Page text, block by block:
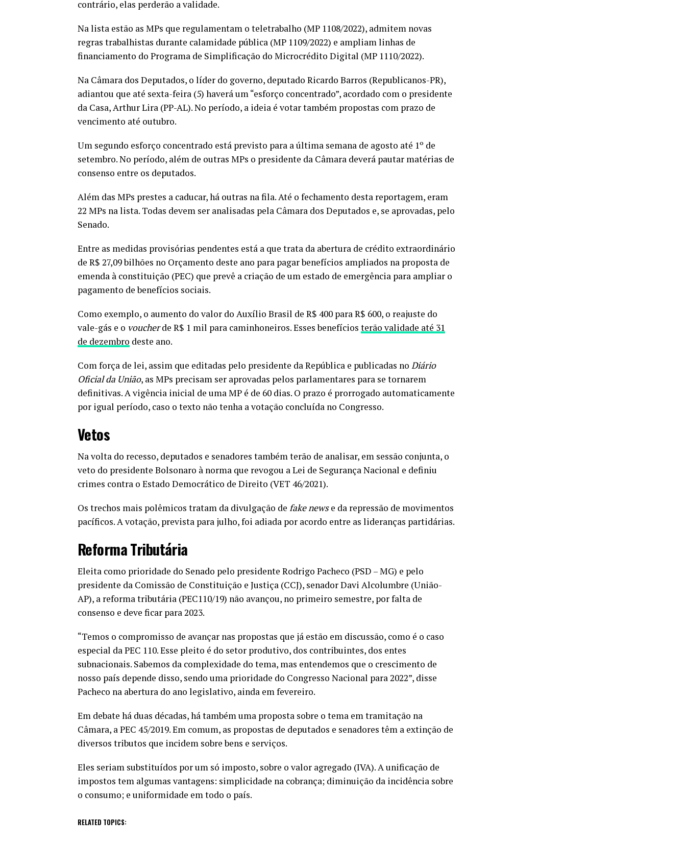
contrário, elas perderão a validade.
Na lista estão as MPs que regulamentam o teletrabalho (MP 1108/2022), admitem novas
regras trabalhistas durante calamidade pública (MP 1109/2022) e ampliam linhas de
financiamento do Programa de Simplificação do Microcrédito Digital (MP 1110/2022).
Na Câmara dos Deputados, o líder do governo, deputado Ricardo Barros (Republicanos-PR),
adiantou que até sexta-feira (5) haverá um “esforço concentrado”, acordado com o presidente
da Casa, Arthur Lira (PP-AL). No período, a ideia é votar também propostas com prazo de
vencimento até outubro.
Um segundo esforço concentrado está previsto para a última semana de agosto até 1º de
setembro. No período, além de outras MPs o presidente da Câmara deverá pautar matérias de
consenso entre os deputados.
Além das MPs prestes a caducar, há outras na fila. Até o fechamento desta reportagem, eram
22 MPs na lista. Todas devem ser analisadas pela Câmara dos Deputados e, se aprovadas, pelo
Senado.
Entre as medidas provisórias pendentes está a que trata da abertura de crédito extraordinário
de R$ 27,09 bilhões no Orçamento deste ano para pagar benefícios ampliados na proposta de
emenda à constituição (PEC) que prevê a criação de um estado de emergência para ampliar o
pagamento de benefícios sociais.
Como exemplo, o aumento do valor do Auxílio Brasil de R$ 400 para R$ 600, o reajuste do
vale-gás e o voucherde R$ 1 mil para caminhoneiros. Esses benefícios terão validade até 31
de dezembro deste ano.
Com força de lei, assim que editadas pelo presidente da República e publicadas no Diário
Oficial da União, as MPs precisam ser aprovadas pelos parlamentares para se tornarem
definitivas. A vigência inicial de uma MP é de 60 dias. O prazo é prorrogado automaticamente
por igual período, caso o texto não tenha a votação concluída no Congresso.
Vetos
Na volta do recesso, deputados e senadores também terão de analisar, em sessão conjunta, o
veto do presidente Bolsonaro à norma que revogou a Lei de Segurança Nacional e definiu
crimes contra o Estado Democrático de Direito (VET 46/2021).
Os trechos mais polêmicos tratam da divulgação de fake newse da repressão de movimentos
pacíficos. A votação, prevista para julho, foi adiada por acordo entre as lideranças partidárias.
Reforma Tributária
Eleita como prioridade do Senado pelo presidente Rodrigo Pacheco (PSD – MG) e pelo
presidente da Comissão de Constituição e Justiça (CCJ), senador Davi Alcolumbre (União-
AP), a reforma tributária (PEC110/19) não avançou, no primeiro semestre, por falta de
consenso e deve ficar para 2023.
“Temos o compromisso de avançar nas propostas que já estão em discussão, como é o caso
especial da PEC 110. Esse pleito é do setor produtivo, dos contribuintes, dos entes
subnacionais. Sabemos da complexidade do tema, mas entendemos que o crescimento de
nosso país depende disso, sendo uma prioridade do Congresso Nacional para 2022”, disse
Pacheco na abertura do ano legislativo, ainda em fevereiro.
Em debate há duas décadas, há também uma proposta sobre o tema em tramitação na
Câmara, a PEC 45/2019. Em comum, as propostas de deputados e senadores têm a extinção de
diversos tributos que incidem sobre bens e serviços.
Eles seriam substituídos por um só imposto, sobre o valor agregado (IVA). A unificação de
impostos tem algumas vantagens: simplicidade na cobrança; diminuição da incidência sobre
o consumo; e uniformidade em todo o país.
RELATED TOPICS: